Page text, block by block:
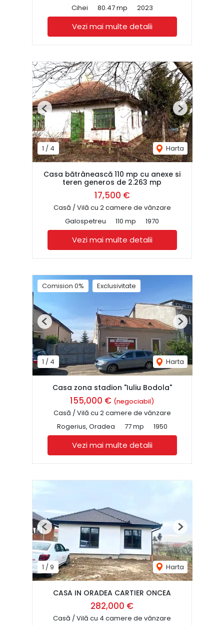
Cihei
80.47 mp 2023
Vezi mai multe detalii
1 / 4 Harta
Previous Next
Casa bătrânească 110 mp cu anexe si
teren generos de 2.263 mp
17,500 €
Casă / Vilă cu 2 camere de vânzare
Galospetreu
110 mp 1970
Vezi mai multe detalii
Comision 0% Exclusivitate
1 / 4 Harta
Previous Next
Casa zona stadion "Iuliu Bodola"
155,000 € (negociabil)
Casă / Vilă cu 2 camere de vânzare
Rogerius, Oradea
77 mp 1950
Vezi mai multe detalii
1 /9 Harta
Previous Next
CASA IN ORADEA CARTIER ONCEA
282,000 €
Casă / Vilă cu 4 camere de vânzare